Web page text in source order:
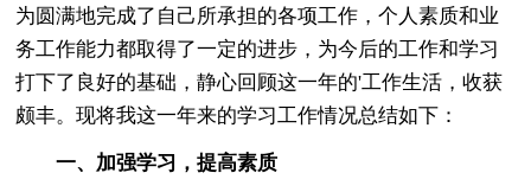
为圆满地完成了自己所承担的各项工作，个人素质和业
务工作能力都取得了一定的进步，为今后的工作和学习
打下了良好的基础，静心回顾这一年的'工作生活，收获
颇丰。现将我这一年来的学习工作情况总结如下：
一、加强学习，提高素质